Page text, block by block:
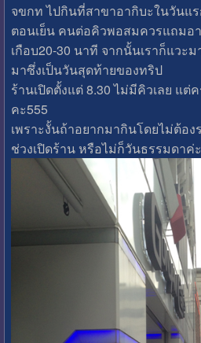
จขกท ไปกินที่สาขาอากิบะในวันแ
ตอนเย็น คนต่อคิวพอสมควรแถมอ
เกือบ20-30 นาที จากนั้นเราก็แวะ
มาซึ่งเป็นวันสุดท้ายของทริป
ร้านเปิดตั้งแต่ 8.30 ไม่มีคิวเลย แต่
คะ555
เพราะงั้นถ้าอยากมากินโดยไม่ต้อ
ช่วงเปิดร้าน หรือไม่ก็วันธรรมดาค่ะ